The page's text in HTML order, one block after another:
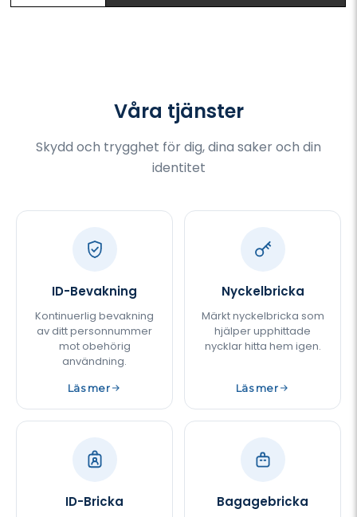
Våra tjänster
Skydd och trygghet för dig, dina saker och din
identitet
ID-Bevakning
Kontinuerlig bevakning
av ditt personnummer
mot obehörig
användning.
Läs mer
Nyckelbricka
Märkt nyckelbricka som
hjälper upphittade
nycklar hitta hem igen.
Läs mer
ID-Bricka Bagagebricka